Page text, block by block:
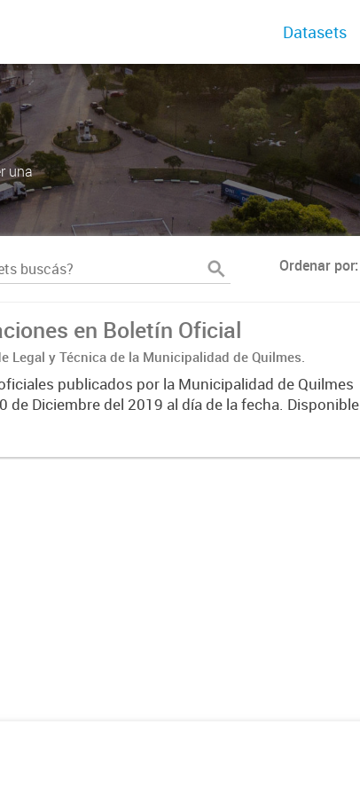
Datasets
una
Ordenar por
en Boletín Oficial
Legal y Técnica de la Municipalidad de Quilmes.
publicados por la Municipalidad de Quilmes
de Diciembre del 2019 al día de la fecha. Disponible